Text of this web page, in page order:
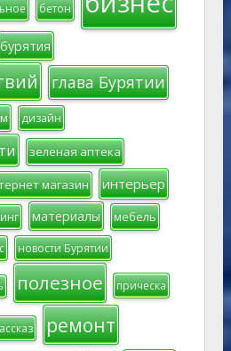
бетон
бурятия
глава Бурятии
дизайн
зеленая аптека
магазин интерьер
материалы мебель
новости Бурятии
полезное прическа
ремонт